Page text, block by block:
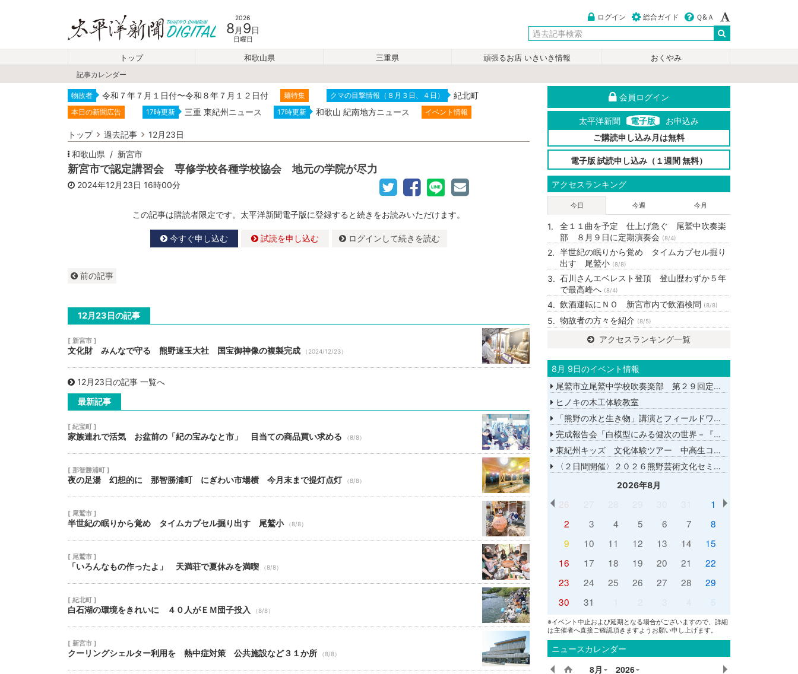
2026
8 月 9日
日曜日
ログイン 総合ガイド Ｑ&Ａ
トップ 和歌山県 三重県 頑張るお店 いきいき情報
おくやみ
記事カレンダー
物故者 令和７年７月１日付〜令和８年７月１２日付 麺特集 クマの目撃情報（８月３日、４日） 紀北町
本日の新聞広告 17時更新 三重 東紀州ニュース 17時更新 和歌山 紀南地方ニュース イベント情報
トップ 過去記事
12月23日
和歌山県
新宮市
新宮市で認定講習会 専修学校各種学校協会 地元の学院が尽力
2024年12月23日 16時00分
この記事は購読者限定です。太平洋新聞電子版に登録すると続きをお読みいただけます。
今すぐ申し込む 試読を申し込む ログインして続きを読む
前の記事
12月23日の記事
[ 新宮市 ]
文化財 みんなで守る 熊野速玉大社 国宝御神像の複製完成 （2024/12/23）
12月23日の記事 一覧へ
最新記事
[ 紀宝町 ]
家族連れで活気 お盆前の「紀の宝みなと市」 目当ての商品買い求める （8/8）
[ 那智勝浦町 ]
夜の足湯 幻想的に 那智勝浦町 にぎわい市場横 今月末まで提灯点灯 （8/8）
[ 尾鷲市 ]
半世紀の眠りから覚め タイムカプセル掘り出す 尾鷲小 （8/8）
[ 尾鷲市 ]
「いろんなもの作ったよ」 天満荘で夏休みを満喫 （8/8）
[ 紀北町 ]
白石湖の環境をきれいに ４０人がＥＭ団子投入 （8/8）
[ 新宮市 ]
クーリングシェルター利用を 熱中症対策 公共施設など３１か所 （8/8）
会員ログイン
太平洋新聞 電子版
お申込み
ご購読申し込み月は無料
電子版 試読申し込み（１週間 無料）
アクセスランキング
今日 今週 今月
全１１曲を予定 仕上げ急ぐ 尾鷲中吹奏楽
部 ８月９日に定期演奏会 (8/4)
半世紀の眠りから覚め タイムカプセル掘り
出す 尾鷲小 (8/8)
石川さんエベレスト登頂 登山歴わずか５年
で最高峰へ (8/4)
飲酒運転にＮＯ 新宮市内で飲酒検問 (8/8)
物故者の方々を紹介 (8/5)
アクセスランキング一覧
8月 9日のイベント情報
尾鷲市立尾鷲中学校吹奏楽部 第２９回定期演奏会
ヒノキの木工体験教室
「熊野の水と生き物」講演とフィールドワーク
完成報告会「白模型にみる健次の世界－『千年の愉楽』『奇蹟』より－」
東紀州キッズ 文化体験ツアー 中高生コース
〈２日間開催〉２０２６熊野芸術文化セミナー
2026年8月
26
1
2
3 4 5 6 7
8
9
10 11 12 13 14
15
16
17 18 19 20 21
22
23
24 25 26 27 28
29
30
31 5
※イベント中止および延期となる場合がございますので、詳細
は主催者へ直接ご確認頂きますようお願い申し上げます。
ニュースカレンダー
8月 2026